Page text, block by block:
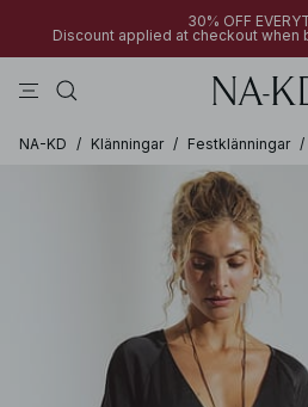
30% OFF
Discount applied at checkout when
NA-KD / Klänningar / Festklänningar /